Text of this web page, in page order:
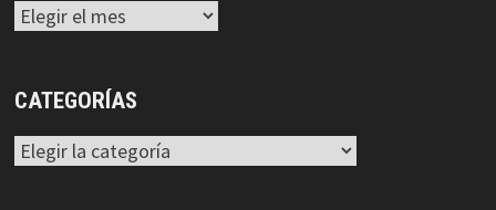
Archivos
CATEGORÍAS
Categorías